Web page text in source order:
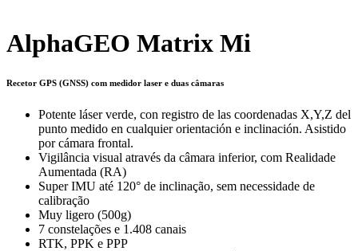
AlphaGEO Matrix Mi
Recetor GPS (GNSS) com medidor laser e duas câmaras
Potente láser verde, con registro de las coordenadas X,Y,Z del
punto medido en cualquier orientación e inclinación. Asistido
por cámara frontal.
Vigilância visual através da câmara inferior, com Realidade
Aumentada (RA)
Super IMU até 120° de inclinação, sem necessidade de
calibração
Muy ligero (500g)
7 constelações e 1.408 canais
RTK, PPK e PPP